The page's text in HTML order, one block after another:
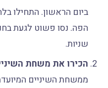
ביום הראשון. התחילו
הפה. נסו פשוט לגעת
שניות.
הכירו את משחת
ממשחת השיניים